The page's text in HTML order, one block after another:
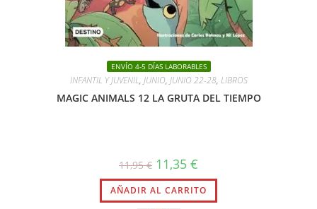
ENVÍO 4-5 DÍAS LABORABLES
INFANTIL Y JUVENIL, JUNIO, JUNIO 22-28, LIBROS
MAGIC ANIMALS 12 LA GRUTA DEL TIEMPO
11,95€ El
precio
original
era:
11,95 €.
11,35 €
actual
es:
11,35 €.
AÑADIR AL CARRITO